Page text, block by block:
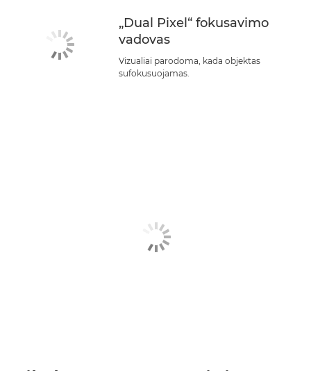
„Dual Pixel“ fokusavimo
vadovas
Vizualiai parodoma, kada objektas
sufokusuojamas.